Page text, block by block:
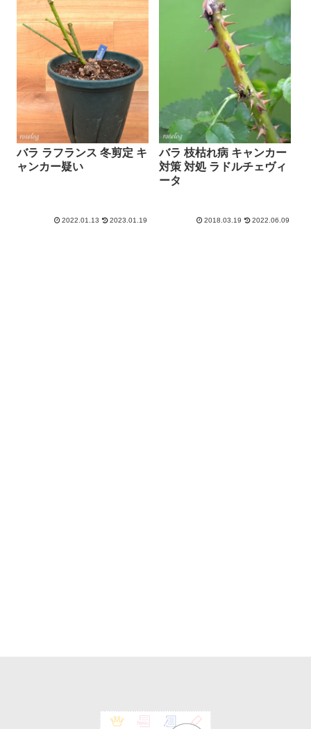
バラ ラフランス 冬剪定 キ
ャンカー疑い
2022.01.13 2023.01.19
バラ 枝枯れ病 キャンカー
対策 対処 ラドルチェヴィ
ータ
2018.03.19 2022.06.09